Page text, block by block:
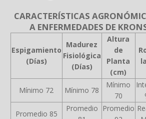
CARACTERÍSTICAS
A ENFERMEDADES DE
Espigamiento
(Días)
Madurez
Fisiológica
(Días)
Altura
de
Planta
(cm)
Mínimo 72
Mínimo 78
Mínimo
70
Promedio 85
Promedio
Promedio